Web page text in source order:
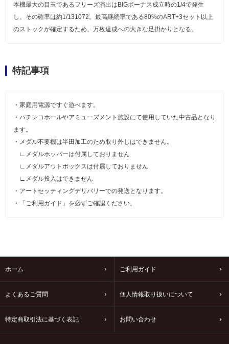
本機最大の目玉であるフリーズ演出はBIGボーナス成立時の1/4で発生
し、その確率は約1/131072。最高継続率である80%のART+3セット以上
のストックが確定するため、万枚達成への大きな足掛かりとなる。
特記事項
・家庭用電源ですぐ遊べます。
・パチンコホールやアミューズメント施設にて使用していた中古品となり
ます。
・メダル不要機は半田加工のため取り外しはできません。
∟メダルホッパーは付属しておりません
∟メダルアウトボックスは付属しておりません
∟メダル投入はできません
・アートセッティングデリバリーでの発送となります。
・「ご利用ガイド」を必ずご確認ください。
ホーム ご利用ガイド
よくあるご質問 個人情報取り扱いについて
特定商取引法に基づく表記 お問い合わせ